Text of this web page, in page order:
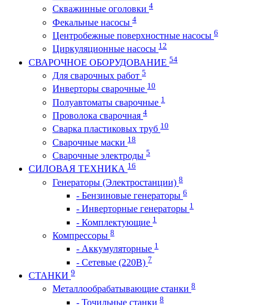
Скважинные оголовки 4
Фекальные насосы 4
Центробежные поверхностные насосы 6
Циркуляционные насосы 12
СВАРОЧНОЕ ОБОРУДОВАНИЕ 54
Для сварочных работ 5
Инверторы сварочные 10
Полуавтоматы сварочные 1
Проволока сварочная 4
Сварка пластиковых труб 10
Сварочные маски 18
Сварочные электроды 5
СИЛОВАЯ ТЕХНИКА 16
Генераторы (Электростанции) 8
- Бензиновые генераторы 6
- Инверторные генераторы 1
- Комплектующие 1
Компрессоры 8
- Аккумуляторные 1
- Сетевые (220В) 7
СТАНКИ 9
Металлообрабатывающие станки 8
- Точильные станки 8